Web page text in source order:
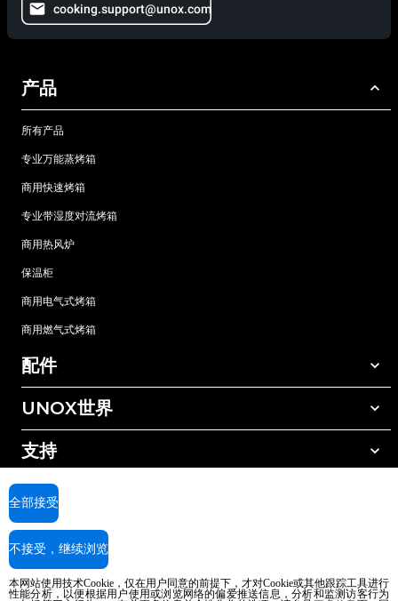
cooking.support@unox.com
产品
所有产品
专业万能蒸烤箱
商用快速烤箱
专业带湿度对流烤箱
商用热风炉
保温柜
商用电气式烤箱
商用燃气式烤箱
配件
所有配件
手动清洗清洁剂
树脂过滤水处理
反渗透水处理
UNOX世界
我们在全球的办事处
支持
UNOX质保
查找经销商
查找服务中心
版权所有2026 UNOX SpA保留所有权利。Reg.Imp.Padova n°04230750285 -
AI Content Disclaimer
本网站使用技术Cookie，仅在用户同意的前提下，才对Cookie或其他跟踪工具进行
性能分析，以便根据用户使用或浏览网络的偏爱推送信息，分析和监测访客行为
全部接受
不接受，继续浏览